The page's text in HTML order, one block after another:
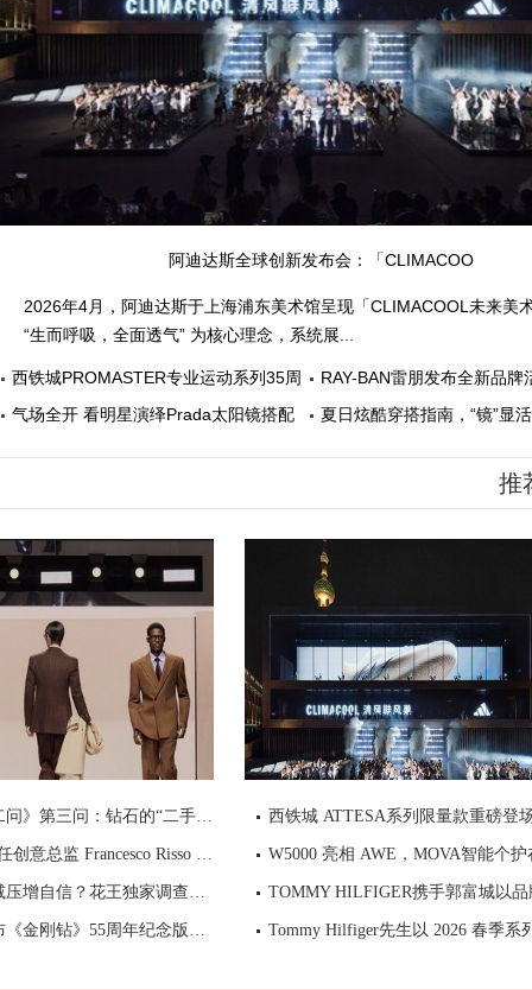
阿迪达斯全球创新发布会：「CLIMACOO
2026年4月，阿迪达斯于上海浦东美术馆呈现「CLIMACOOL未来美
“生而呼吸，全面透气” 为核心理念，系统展...
西铁城PROMASTER专业运动系列35周
RAY-BAN雷朋发布全新品牌
气场全开 看明星演绎Prada太阳镜搭配
夏日炫酷穿搭指南，“镜”显
推
《钻石十二问》第三问：钻石的“二手噩梦”——你的钻戒卖出去值多少钱？
GU揭晓新任创意总监 Francesco Risso 2026 秋冬系列开启品牌全新篇章
护肤有助减压增自信？花王独家调查揭示男性美容意识，为“健康帅气”支招
麦卡伦发布《金刚钻》55周年纪念版单一麦芽苏格兰威士忌 致敬007银幕传奇，续写匠心与电影的交融